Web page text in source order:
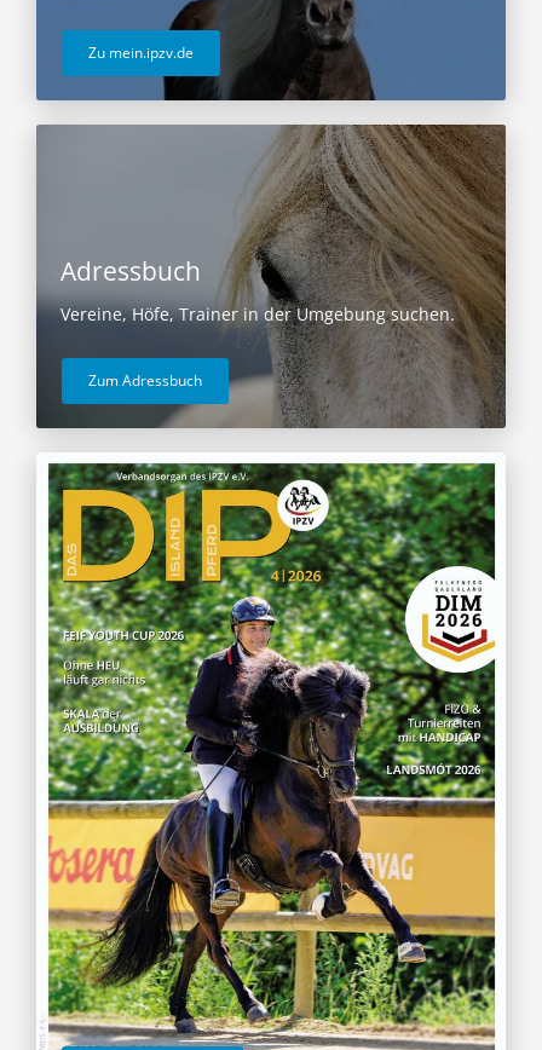
Zu mein.ipzv.de
Adressbuch
Vereine, Höfe, Trainer in der Umgebung suchen.
Zum Adressbuch